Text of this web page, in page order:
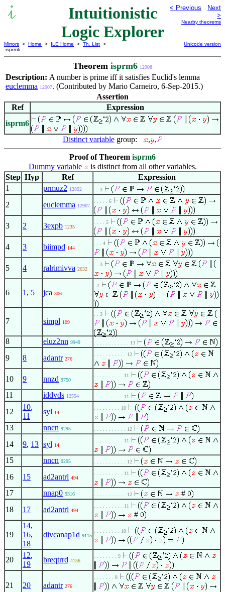
Intuitionistic
Logic Explorer
< Previous
Next
>
Nearby theorems
Mirrors > Home > ILE Home > Th. List >
isprm6
Unicode version
Theorem isprm6 12908
Description: A number is prime iff it satisfies Euclid's lemma
euclemma 12907. (Contributed by Mario Carneiro, 6-Sep-2015.)
Assertion
Ref
Expression
isprm6
Distinct variablegroup: , ,
Proof of Theorem isprm6
Dummy variable
is distinct from all other variables.
Step Hyp Ref
Expression
1
prmuz2 12892 . . 3
2 euclemma 12907
. . . . . 6
3 2 3expb 1235
. . . . 5
4 3 biimpd 144
. . . 4
5 4 ralrimivva 2632
. . 3
6 1 , 5 jca 306
. 2
7 simpl 109
. . 3
8 eluz2nn 9949 . . . . . . . . . . . . 13
9 8 adantr 276
. . . . . . . . . . . 12
10 9 nnzd 9750
. . . . . . . . . . 11
11 iddvds 12554 . . . . . . . . . . 11
12
10,
11
syl 14
. . . . . . . . . 10
13 nncn 9295 . . . . . . . . . . . 12
14 9, 13 syl 14
. . . . . . . . . . 11
15 nncn 9295 . . . . . . . . . . . 12
16 15 ad2antrl 494
. . . . . . . . . . 11
17 nnap0 9316 . . . . . . . . . . . 12
#
18
17 ad2antrl 494
. . . . . . . . . . 11
#
19
14,
16,
18
divcanap1d 9115
. . . . . . . . . 10
20
12,
19
breqtrrd 4156
. . . . . . . . 9
21 20 adantr 276
. . . . . . . 8